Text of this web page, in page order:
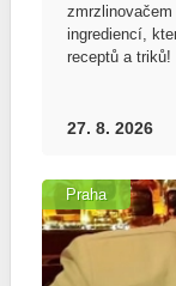
ingrediencí,
receptů a triků!
27. 8. 2026
Praha